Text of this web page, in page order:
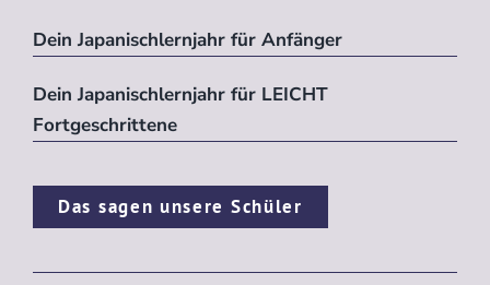
Dein Japanischlernjahr für Anfänger
Dein Japanischlernjahr für LEICHT
Fortgeschrittene
Das sagen unsere Schüler